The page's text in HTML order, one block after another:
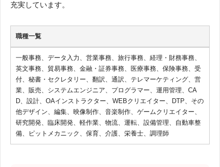
充実しています。
職種一覧
一般事務、データ入力、営業事務、旅行事務、経理・財務事務、
英文事務、貿易事務、金融・証券事務、医療事務、保険事務、受
付、秘書・セクレタリー、翻訳、通訳、テレマーケティング、営
業、販売、システムエンジニア、プログラマー、運用管理、CA
D、設計、OAインストラクター、WEBクリエイター、DTP、その
他デザイン、編集、映像制作、音楽制作、ゲームクリエイター、
研究開発、臨床開発、軽作業、物流、運転、設備管理、自動車整
備、ピットメカニック、保育、介護、栄養士、調理師